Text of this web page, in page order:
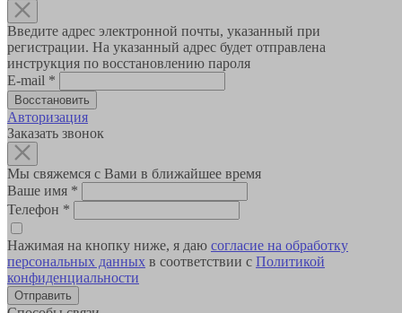
Введите адрес электронной почты, указанный при
регистрации. На указанный адрес будет отправлена
инструкция по восстановлению пароля
E-mail *
Авторизация
Заказать звонок
Мы свяжемся с Вами в ближайшее время
Ваше имя *
Телефон *
Нажимая на кнопку ниже, я даю согласие на обработку
персональных данных в соответствии с Политикой
конфиденциальности